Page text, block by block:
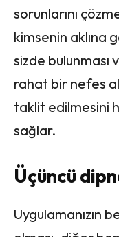
sorunlarını
kimsenin aklına
sizde bulunması
rahat bir nefes
taklit edilmesini
sağlar.
Üçüncü
Uygulamanızın